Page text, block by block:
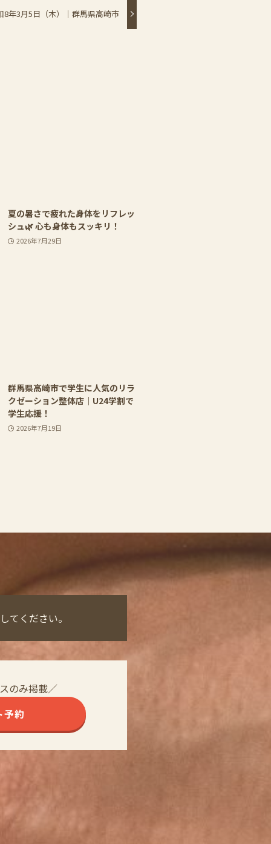
8年3月5日（木）｜群馬県高崎市
夏の暑さで疲れた身体をリフレッ
シュ🌿 心も身体もスッキリ！
2026年7月29日
群馬県高崎市で学生に人気のリラ
クゼーション整体店｜U24学割で
学生応援！
2026年7月19日
てください。
のみ掲載／
予約